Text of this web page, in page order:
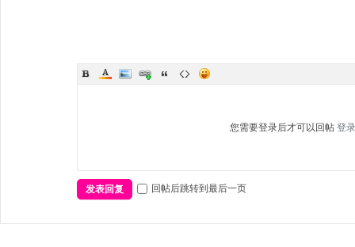
您需要登录后才可以回帖 登录
发表回复 回帖后跳转到最后一页